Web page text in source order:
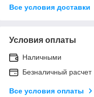
Все условия доставки
Условия оплаты
Наличными
Безналичный расчет
Все условия оплаты